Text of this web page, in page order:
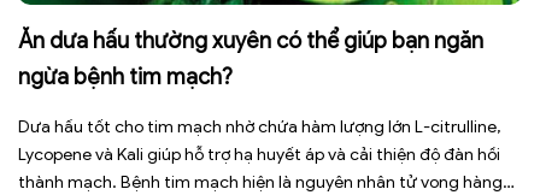
Ăn dưa hấu thường xuyên có thể giúp bạn ngăn
ngừa bệnh tim mạch?
Dưa hấu tốt cho tim mạch nhờ chứa hàm lượng lớn L-citrulline,
Lycopene và Kali giúp hỗ trợ hạ huyết áp và cải thiện độ đàn hồi
thành mạch. Bệnh tim mạch hiện là nguyên nhân tử vong hàng